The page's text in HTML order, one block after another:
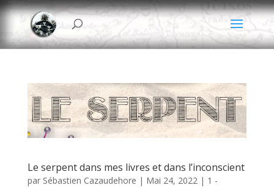
Le serpent dans mes livres et dans l’inconscient
par Sébastien Cazaudehore | Mai 24, 2022 | 1 -